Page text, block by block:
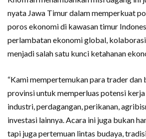
nyata Jawa Timur dalam memperkuat
poros ekonomi di kawasan timur
perlambatan ekonomi global,
menjadi salah satu kunci ketahanan
“Kami mempertemukan para trader dan
provinsi untuk memperluas potensi
industri, perdagangan, perikanan,
investasi lainnya. Acara ini juga bukan
tapi juga pertemuan lintas budaya,